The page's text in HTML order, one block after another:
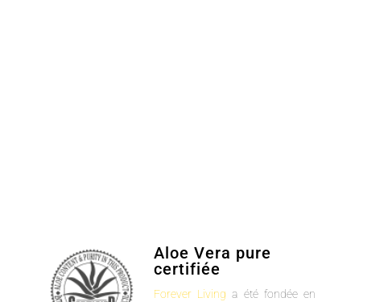
Aloe Vera pure
certifiée
Forever Living a été fondée en